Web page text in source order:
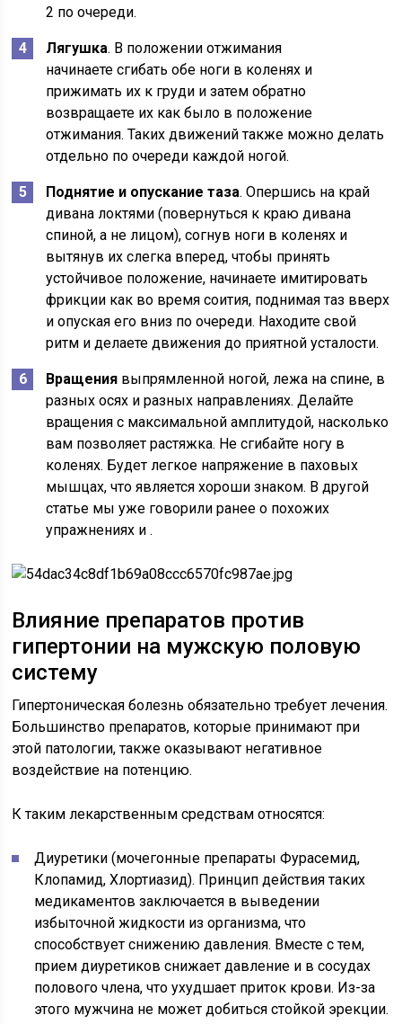
2 по очереди.
Лягушка. В положении отжимания
начинаете сгибать обе ноги в коленях и
прижимать их к груди и затем обратно
возвращаете их как было в положение
отжимания. Таких движений также можно делать
отдельно по очереди каждой ногой.
Поднятие и опускание таза. Опершись на край
дивана локтями (повернуться к краю дивана
спиной, а не лицом), согнув ноги в коленях и
вытянув их слегка вперед, чтобы принять
устойчивое положение, начинаете имитировать
фрикции как во время соития, поднимая таз вверх
и опуская его вниз по очереди. Находите свой
ритм и делаете движения до приятной усталости.
Вращения выпрямленной ногой, лежа на спине, в
разных осях и разных направлениях. Делайте
вращения с максимальной амплитудой, насколько
вам позволяет растяжка. Не сгибайте ногу в
коленях. Будет легкое напряжение в паховых
мышцах, что является хороши знаком. В другой
статье мы уже говорили ранее о похожих
упражнениях и .
Влияние препаратов против
гипертонии на мужскую половую
систему
Гипертоническая болезнь обязательно требует лечения.
Большинство препаратов, которые принимают при
этой патологии, также оказывают негативное
воздействие на потенцию.
К таким лекарственным средствам относятся:
Диуретики (мочегонные препараты Фурасемид,
Клопамид, Хлортиазид). Принцип действия таких
медикаментов заключается в выведении
избыточной жидкости из организма, что
способствует снижению давления. Вместе с тем,
прием диуретиков снижает давление и в сосудах
полового члена, что ухудшает приток крови. Из-за
этого мужчина не может добиться стойкой эрекции.